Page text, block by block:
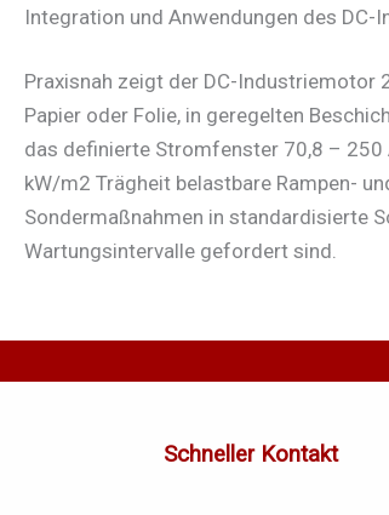
Integration und Anwendungen des
Praxisnah zeigt der DC-Industriemotor
Papier oder Folie, in geregelten
das definierte Stromfenster 70,8 – 250
kW/m2 Trägheit belastbare Rampen-
Sondermaßnahmen in standardisierte
Wartungsintervalle gefordert sind.
Schneller Kontakt